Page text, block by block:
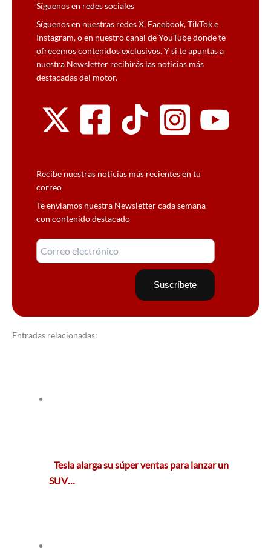
Síguenos en redes sociales
Síguenos en nuestras redes X, Facebook, TikTok e
Instagram, o en nuestro canal de YouTube donde te
ofrecemos contenidos exclusivos. Y si te apuntas a
nuestra Newsletter recibirás las noticias más
destacadas del motor.
Recibe nuestras noticias más recientes en tu
correo
Te enviamos nuestra Newsletter cada semana
con contenido destacado
Entradas relacionadas:
Tesla alarga su súper ventas para lanzar un
SUV…